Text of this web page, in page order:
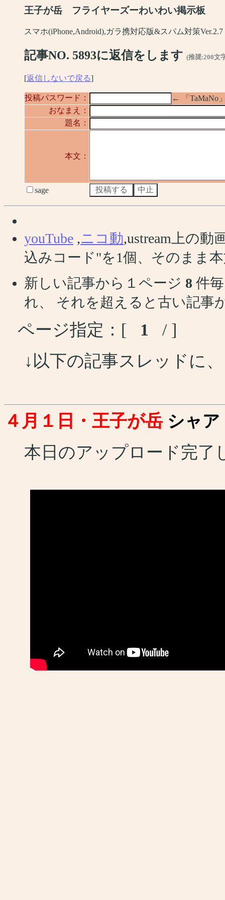
王子が岳 フライヤーズーわいわい掲示板
スマホ(iPhone,Android),ガラ携対応版&スパム対策Ver.2.7
記事NO. 5893に返信をします (推奨:200文
[返信しないで戻る]
投稿パスワード：
← 「TaMaNo
おなまえ：
題名：
本文：
sage
youTube ,ニコ動,ustream上の
込みコード"を1個、そのまま
新しい記事から１ページ 8 件
れ、 それを超えると古い記事
ページ指定：[ 1
/ ]
↓以下の記事スレッドに
４月１日・王子が岳 シャア
本日のアップロード完了